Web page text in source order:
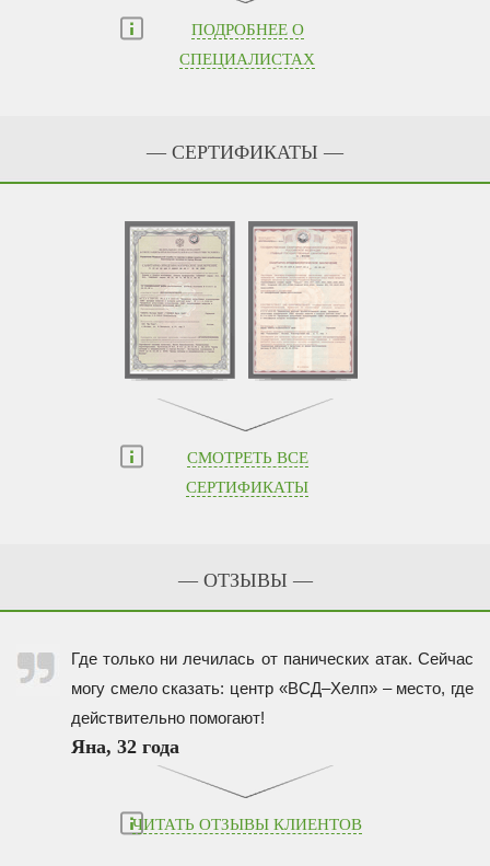
ПОДРОБНЕЕ О
СПЕЦИАЛИСТАХ
— СЕРТИФИКАТЫ —
СМОТРЕТЬ ВСЕ
СЕРТИФИКАТЫ
— ОТЗЫВЫ —
Где только ни лечилась от панических атак. Сейчас
могу смело сказать: центр «ВСД–Хелп» – место, где
действительно помогают!
Яна, 32 года
ЧИТАТЬ ОТЗЫВЫ КЛИЕНТОВ